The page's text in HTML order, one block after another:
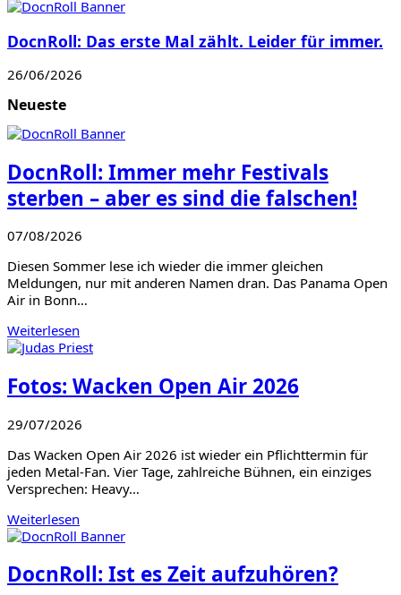
DocnRoll: Das erste Mal zählt. Leider für immer.
26/06/2026
Neueste
DocnRoll: Immer mehr Festivals
sterben – aber es sind die falschen!
07/08/2026
Diesen Sommer lese ich wieder die immer gleichen
Meldungen, nur mit anderen Namen dran. Das Panama Open
Air in Bonn…
Weiterlesen
Fotos: Wacken Open Air 2026
29/07/2026
Das Wacken Open Air 2026 ist wieder ein Pflichttermin für
jeden Metal-Fan. Vier Tage, zahlreiche Bühnen, ein einziges
Versprechen: Heavy…
Weiterlesen
DocnRoll: Ist es Zeit aufzuhören?